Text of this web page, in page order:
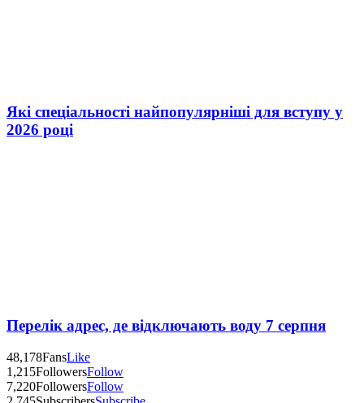
Які спеціальності найпопулярніші для вступу у
2026 році
Перелік адрес, де відключають воду 7 серпня
48,178FansLike
1,215FollowersFollow
7,220FollowersFollow